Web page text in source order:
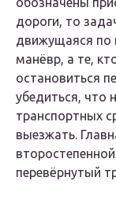
дороги, то
движущаяся по
манёвр, а те,
остановиться
убедиться, что
транспортных
выезжать.
перевёрнутый